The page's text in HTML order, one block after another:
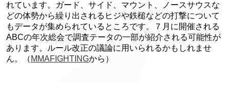
れています。ガード、サイド、マウント、ノースサウスな
どの体勢から繰り出されるヒジや鉄槌などの打撃について
もデータが集められているところです。７月に開催される
ABCの年次総会で調査テータの一部が紹介される可能性が
あります。ルール改正の議論に用いられるかもしれませ
ん。（ MMAFIGHTINGから）